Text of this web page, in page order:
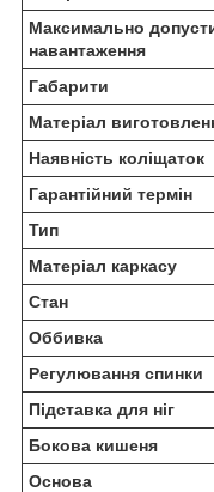
Максимально
навантаження
Габарити
Матеріал
Наявність коліщаток
Гарантійний термін
Тип
Матеріал каркасу
Стан
Оббивка
Регулювання спинки
Підставка для ніг
Бокова кишеня
Основа